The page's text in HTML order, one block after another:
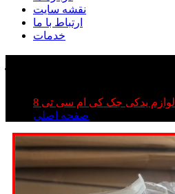
نقشه سایت
ارتباط با ما
خدمات
لوازم یدکی جک کی ام سی تی 8
صفحه اصلی